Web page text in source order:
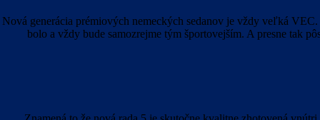
Nová generácia prémiových nemeckých sedanov je vždy veľká
bolo a vždy bude samozrejme tým športovejším. A presne tak